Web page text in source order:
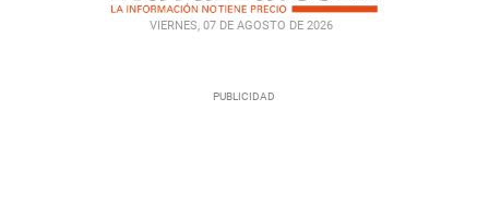
VIERNES, 07 DE AGOSTO DE 2026